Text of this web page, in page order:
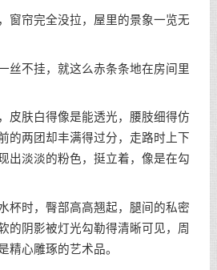
帘完全没拉，屋里的景象一览无
不挂，就这么赤条条地在房间里
肤白得像是能透光，腰肢细得仿
的两团却丰满得过分，走路时上下
出淡淡的粉色，挺立着，像是在勾
时，臀部高高翘起，腿间的私密
的阴影被灯光勾勒得清晰可见，周
精心雕琢的艺术品。